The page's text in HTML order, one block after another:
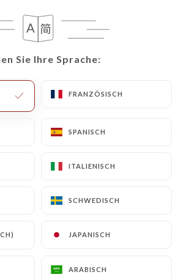
Sie Ihre Sprache:
FRANZÖSISCH
SPANISCH
ITALIENISCH
SCHWEDISCH
JAPANISCH
ARABISCH
Sie Ihre Sprache:
FRANZÖSISCH
SPANISCH
ITALIENISCH
SCHWEDISCH
JAPANISCH
ARABISCH